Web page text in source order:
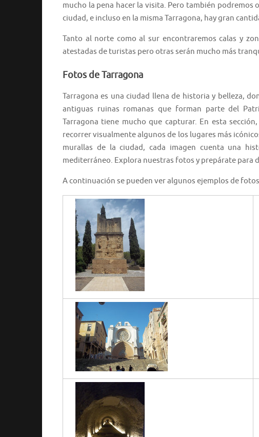
mucho la pena hacer la visita. Pero también
ciudad, e incluso en la misma Tarragona, hay gran
Tanto al norte como al sur encontraremos calas y
atestadas de turistas pero otras serán mucho más
Fotos de Tarragona
Tarragona es una ciudad llena de historia y belleza,
antiguas ruinas romanas que forman parte del
Tarragona tiene mucho que capturar. En esta
recorrer visualmente algunos de los lugares más
murallas de la ciudad, cada imagen cuenta una
mediterráneo. Explora nuestras fotos y prepárate para
A continuación se pueden ver algunos ejemplos de